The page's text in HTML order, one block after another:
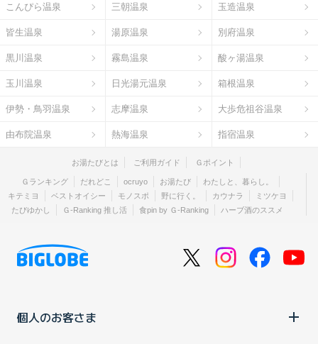
こんぴら温泉 三朝温泉 玉造温泉
皆生温泉 湯原温泉 別府温泉
黒川温泉 霧島温泉 酸ヶ湯温泉
玉川温泉 日光湯元温泉 箱根温泉
伊勢・鳥羽温泉 志摩温泉 大歩危祖谷温泉
由布院温泉 熱海温泉 指宿温泉
お湯たびとは ご利用ガイド Ｇポイント
Ｇランキング だれどこ ocruyo お湯たび
わたしと、暮らし。
キテミヨ
ベストオイシー モノスポ 野に行く。 カウナラ
ミツケヨ
たびゆかし
Ｇ-Ranking 推し活 食pin by Ｇ-Ranking ハーブ酒のススメ
個人のお客さま